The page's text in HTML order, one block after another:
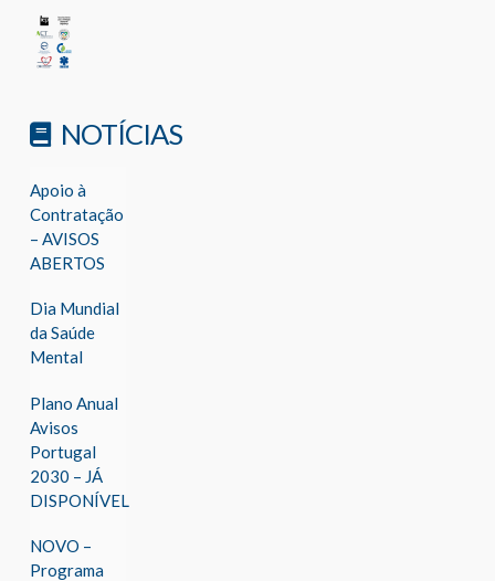
NOTÍCIAS
Apoio à
Contratação
– AVISOS
ABERTOS
Dia Mundial
da Saúde
Mental
Plano Anual
Avisos
Portugal
2030 – JÁ
DISPONÍVEL
NOVO –
Programa